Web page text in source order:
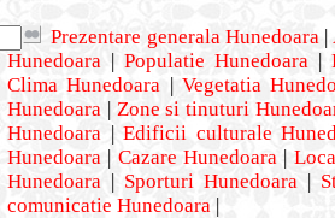
Prezentare generala Hunedoara |
Hunedoara | Populatie Hunedoara |
Clima Hunedoara |Vegetatia
Hunedoara | Zone si tinuturi
Hunedoara |Edificii culturale
Hunedoara | Cazare Hunedoara |
Hunedoara | Sporturi Hunedoara |
comunicatie Hunedoara |